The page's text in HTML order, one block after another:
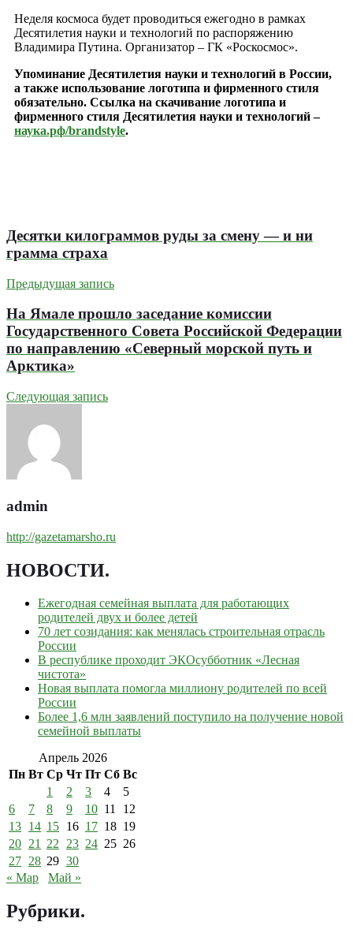
Неделя космоса будет проводиться ежегодно в рамках
Десятилетия науки и технологий по распоряжению
Владимира Путина. Организатор – ГК «Роскосмос».
Упоминание Десятилетия науки и технологий в России,
а также использование логотипа и фирменного стиля
обязательно. Ссылка на скачивание логотипа и
фирменного стиля Десятилетия науки и технологий –
наука.рф/brandstyle.
Десятки килограммов руды за смену — и ни
грамма страха
Предыдущая запись
На Ямале прошло заседание комиссии
Государственного Совета Российской Федерации
по направлению «Северный морской путь и
Арктика»
Следующая запись
admin
http://gazetamarsho.ru
НОВОСТИ.
Ежегодная семейная выплата для работающих
родителей двух и более детей
70 лет созидания: как менялась строительная отрасль
России
В республике проходит ЭКОсубботник «Лесная
чистота»
Новая выплата помогла миллиону родителей по всей
России
Более 1,6 млн заявлений поступило на получение новой
семейной выплаты
Апрель 2026
Пн Вт Ср Чт Пт Сб Вс
1
2 3 4
5
6
7 8 9 10 11
12
13 14 15 16 17 18 19
20 21 22 23 24 25 26
27 28 29 30
« Мар
Май »
Рубрики.